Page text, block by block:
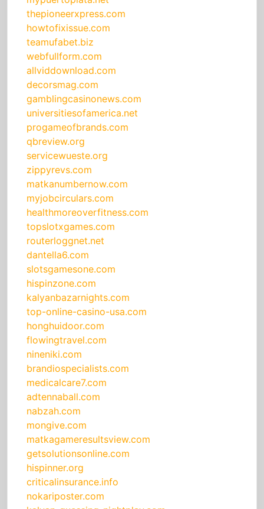
thepioneerxpress.com
howtofixissue.com
teamufabet.biz
webfullform.com
allviddownload.com
decorsmag.com
gamblingcasinonews.com
universitiesofamerica.net
progameofbrands.com
qbreview.org
servicewueste.org
zippyrevs.com
matkanumbernow.com
myjobcirculars.com
healthmoreoverfitness.com
topslotxgames.com
routerloggnet.net
dantella6.com
slotsgamesone.com
hispinzone.com
kalyanbazarnights.com
top-online-casino-usa.com
honghuidoor.com
flowingtravel.com
nineniki.com
brandiospecialists.com
medicalcare7.com
adtennaball.com
nabzah.com
mongive.com
matkagameresultsview.com
getsolutionsonline.com
hispinner.org
criticalinsurance.info
nokariposter.com